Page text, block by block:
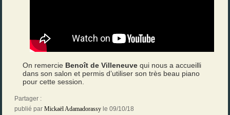
On remercie Benoît de Villeneuve qui nous a accueilli
dans son salon et permis d’utiliser son très beau piano
pour cette session.
Partager :
publié par Mickaël Adamadorassy le 09/10/18